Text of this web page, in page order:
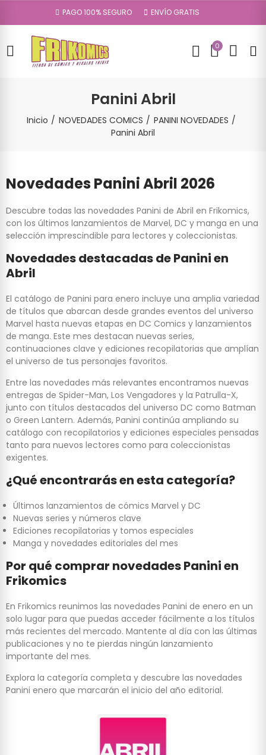
PAGO 100% SEGURO ENVÍO GRATIS
0
Panini Abril
Inicio NOVEDADES COMICS
PANINI NOVEDADES
Panini Abril
Novedades Panini Abril 2026
Descubre todas las novedades Panini de Abril en Frikomics,
con los últimos lanzamientos de Marvel, DC y manga en una
selección imprescindible para lectores y coleccionistas.
Novedades destacadas de Panini en
Abril
El catálogo de Panini para enero incluye una amplia variedad
de títulos que abarcan desde grandes eventos del universo
Marvel hasta nuevas etapas en DC Comics y lanzamientos
de manga. Este mes destacan nuevas series,
continuaciones clave y ediciones recopilatorias que amplían
el universo de tus personajes favoritos.
Entre las novedades más relevantes encontramos nuevas
entregas de Spider-Man, Los Vengadores y la Patrulla-X,
junto con títulos destacados del universo DC como Batman
o Green Lantern. Además, Panini continúa ampliando su
catálogo con recopilatorios y ediciones especiales pensadas
tanto para nuevos lectores como para coleccionistas
exigentes.
¿Qué encontrarás en esta categoría?
Últimos lanzamientos de cómics Marvel y DC
Nuevas series y números clave
Ediciones recopilatorias y tomos especiales
Manga y novedades editoriales del mes
Por qué comprar novedades Panini en
Frikomics
En Frikomics reunimos las novedades Panini de enero en un
solo lugar para que puedas acceder fácilmente a los títulos
más recientes del mercado. Mantente al día con las últimas
publicaciones y no te pierdas ningún lanzamiento
importante del mes.
Explora la categoría completa y descubre las novedades
Panini enero que marcarán el inicio del año editorial.